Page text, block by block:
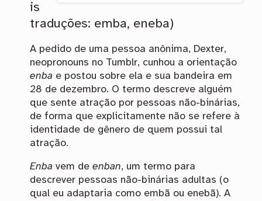
is
traduções: emba, eneba)
A pedido de uma pessoa anônima, Dexter,
neopronouns no Tumblr, cunhou a orientação
enba e postou sobre ela e sua bandeira em
28 de dezembro. O termo descreve alguém
que sente atração por pessoas não-binárias,
de forma que explicitamente não se refere à
identidade de gênero de quem possui tal
atração.
Enba vem de enban, um termo para
descrever pessoas não-binárias adultas (o
qual eu adaptaria como embã ou enebã). A